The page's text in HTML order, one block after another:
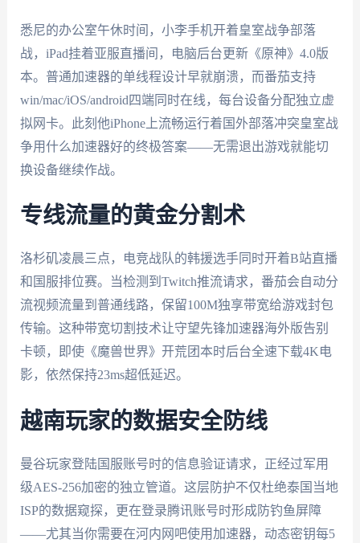
悉尼的办公室午休时间，小李手机开着皇室战争部落
战，iPad挂着亚服直播间，电脑后台更新《原神》4.0版
本。普通加速器的单线程设计早就崩溃，而番茄支持
win/mac/iOS/android四端同时在线，每台设备分配独立虚
拟网卡。此刻他iPhone上流畅运行着国外部落冲突皇室战
争用什么加速器好的终极答案——无需退出游戏就能切
换设备继续作战。
专线流量的黄金分割术
洛杉矶凌晨三点，电竞战队的韩援选手同时开着B站直播
和国服排位赛。当检测到Twitch推流请求，番茄会自动分
流视频流量到普通线路，保留100M独享带宽给游戏封包
传输。这种带宽切割技术让守望先锋加速器海外版告别
卡顿，即使《魔兽世界》开荒团本时后台全速下载4K电
影，依然保持23ms超低延迟。
越南玩家的数据安全防线
曼谷玩家登陆国服账号时的信息验证请求，正经过军用
级AES-256加密的独立管道。这层防护不仅杜绝泰国当地
ISP的数据窥探，更在登录腾讯账号时形成防钓鱼屏障
——尤其当你需要在河内网吧使用加速器，动态密钥每5